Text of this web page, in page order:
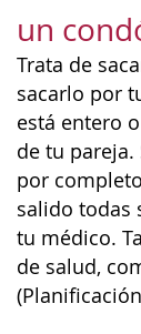
un
Trata de
sacarlo por
está entero
de tu
por
salido todas
tu médico.
de salud,